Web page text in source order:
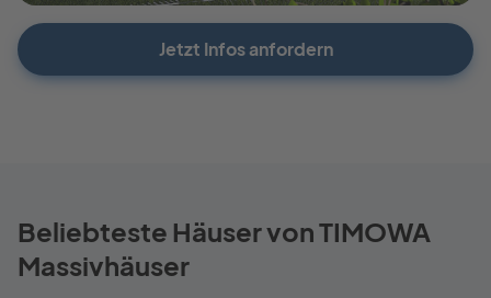
Jetzt Infos anfordern
Beliebteste Häuser von TIMOWA
Massivhäuser